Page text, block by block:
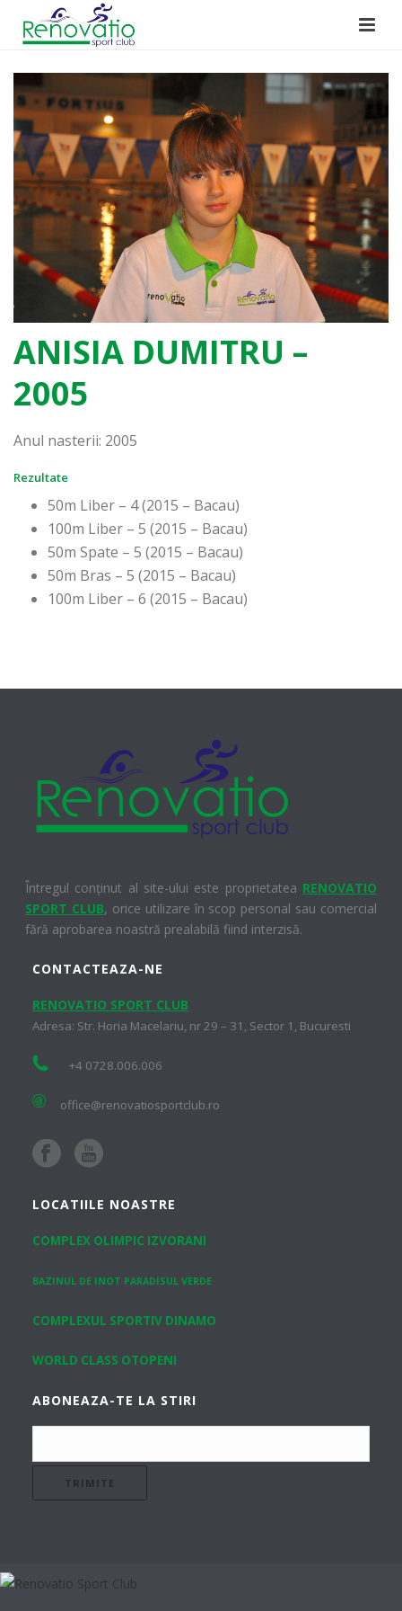
ANISIA DUMITRU –
2005
Anul nasterii: 2005
Rezultate
50m Liber – 4 (2015 – Bacau)
100m Liber – 5 (2015 – Bacau)
50m Spate – 5 (2015 – Bacau)
50m Bras – 5 (2015 – Bacau)
100m Liber – 6 (2015 – Bacau)
Întregul conținut al site-ului este proprietatea RENOVATIO
SPORT CLUB, orice utilizare în scop personal sau comercial
fără aprobarea noastră prealabilă fiind interzisă.
CONTACTEAZA-NE
RENOVATIO SPORT CLUB
Adresa: Str. Horia Macelariu, nr 29 – 31, Sector 1, Bucuresti
+4 0728.006.006
office@renovatiosportclub.ro
LOCATIILE NOASTRE
COMPLEX OLIMPIC IZVORANI
BAZINUL DE INOT PARADISUL VERDE
COMPLEXUL SPORTIV DINAMO
WORLD CLASS OTOPENI
ABONEAZA-TE LA STIRI